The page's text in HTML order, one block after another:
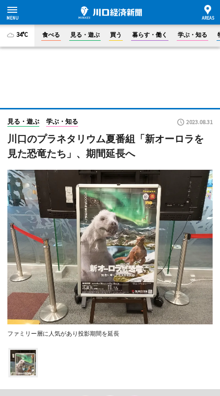
34°C 食べる 見る・遊ぶ 買う 暮らす・働く 学ぶ・知る
見る・遊ぶ 学ぶ・知る 2023.08.31
川口のプラネタリウム夏番組「新オーロラを
見た恐竜たち」、期間延長へ
ファミリー層に人気があり投影期間を延長